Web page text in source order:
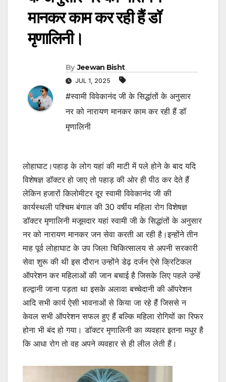
मानकर काम कर रही हैं डॉ
मृणालिनी।
By Jeewan Bisht
JUL 1, 2025
#स्वामी विवेकानंद जी के सिद्धांतों के अनुसार
नर को नारायण मानकर काम कर रही हैं डॉ
मृणालिनी
लोहाघाट।पहाड़ के लोग यहां की माटी में पले होने के बाद यदि
विशेषज्ञ डॉक्टर हो जाए तो पहाड़ की ओर ही पीठ कर देते हैं
लेकिन हजारों किलोमीटर दूर स्वामी विवेकानंद जी की
कार्यस्थली पश्चिम बंगाल की 30 वर्षीय महिला रोग विशेषज्ञ
डॉक्टर मृणालिनी मजूमदार यहां स्वामी जी के सिद्धांतों के अनुसार
नर को नारायण मानकर जन सेवा करती आ रही है।इन्होंने तीन
माह पूर्व लोहाघाट के उप जिला चिकित्सालय से अपनी सरकारी
सेवा शुरू की थी इस दौरान उन्होंने डेढ़ दर्जन ऐसे क्रिटिकल
ऑपरेशन कर महिलाओं की जान बचाई है जिसके लिए पहले उन्हें
हल्द्वानी जाना पड़ता था इसके अलावा बच्चेदानी की ऑपरेशन
आदि सभी कार्य ऐसी भावनाओं से किया जा रहे हैं जिससे न
केवल सभी ऑपरेशन सफल हुए हैं बल्कि महिला रोगियों का रिफर
होना भी बंद हो गया। डॉक्टर मृणालिनी का व्यवहार इतना मधुर है
कि आधा रोग तो वह अपने व्यवहार से ही लील लेती हैं।